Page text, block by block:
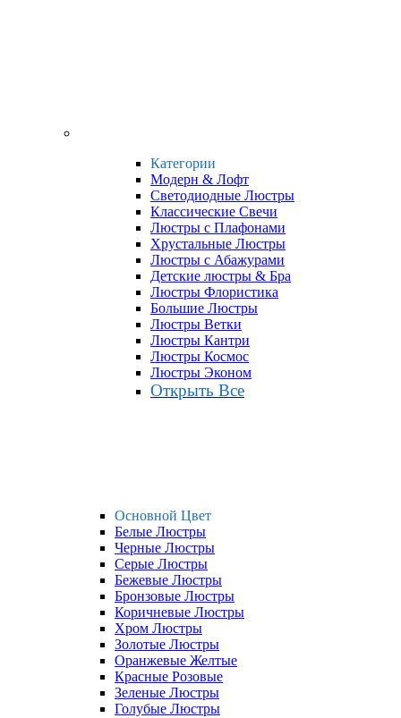
Категории
Модерн & Лофт
Светодиодные Люстры
Классические Свечи
Люстры с Плафонами
Хрустальные Люстры
Люстры с Абажурами
Детские люстры & Бра
Люстры Флористика
Большие Люстры
Люстры Ветки
Люстры Кантри
Люстры Космос
Люстры Эконом
Открыть Все
Основной Цвет
Белые Люстры
Черные Люстры
Серые Люстры
Бежевые Люстры
Бронзовые Люстры
Коричневые Люстры
Хром Люстры
Золотые Люстры
Оранжевые Желтые
Красные Розовые
Зеленые Люстры
Голубые Люстры